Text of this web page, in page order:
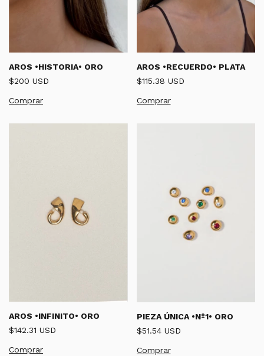
AROS •HISTORIA• ORO
$200 USD
Comprar
AROS •RECUERDO• PLATA
$115.38 USD
AROS •INFINITO• ORO
$142.31 USD
PIEZA ÚNICA •Nº1• ORO
$51.54 USD
Comprar